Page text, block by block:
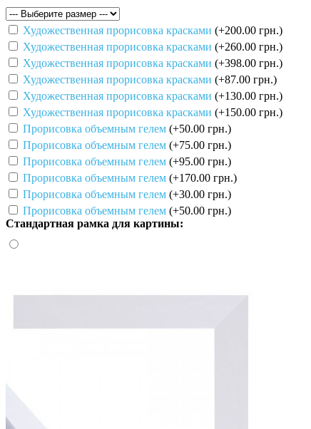
Художественная прорисовка красками (+200.00 грн.)
Художественная прорисовка красками (+260.00 грн.)
Художественная прорисовка красками (+398.00 грн.)
Художественная прорисовка красками (+87.00 грн.)
Художественная прорисовка красками (+130.00 грн.)
Художественная прорисовка красками (+150.00 грн.)
Прорисовка объемным гелем (+50.00 грн.)
Прорисовка объемным гелем (+75.00 грн.)
Прорисовка объемным гелем (+95.00 грн.)
Прорисовка объемным гелем (+170.00 грн.)
Прорисовка объемным гелем (+30.00 грн.)
Прорисовка объемным гелем (+50.00 грн.)
Стандартная рамка для картины: